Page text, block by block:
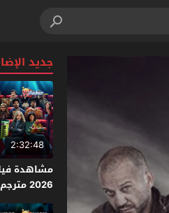
جديد
2:32:48
2026 مترجم